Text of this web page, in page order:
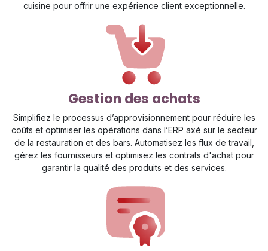
cuisine pour offrir une expérience client exceptionnelle.
Gestion des achats
Simplifiez le processus d’approvisionnement pour réduire les
coûts et optimiser les opérations dans l’ERP axé sur le secteur
de la restauration et des bars. Automatisez les flux de travail,
gérez les fournisseurs et optimisez les contrats d'achat pour
garantir la qualité des produits et des services.